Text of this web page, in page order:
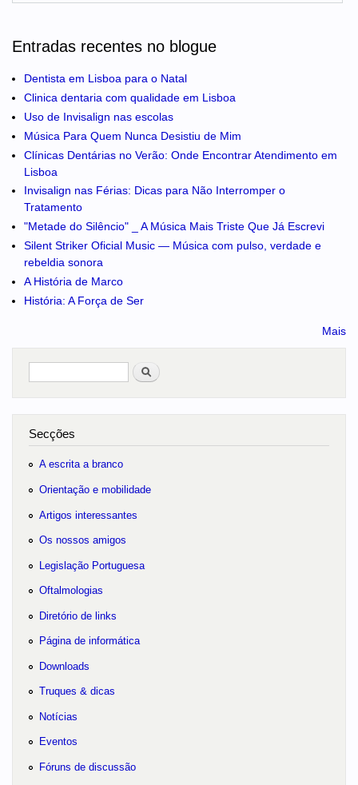
Entradas recentes no blogue
Dentista em Lisboa para o Natal
Clinica dentaria com qualidade em Lisboa
Uso de Invisalign nas escolas
Música Para Quem Nunca Desistiu de Mim
Clínicas Dentárias no Verão: Onde Encontrar Atendimento em
Lisboa
Invisalign nas Férias: Dicas para Não Interromper o
Tratamento
"Metade do Silêncio" _ A Música Mais Triste Que Já Escrevi
Silent Striker Oficial Music — Música com pulso, verdade e
rebeldia sonora
A História de Marco
História: A Força de Ser
Mais
Pesquisar
no portal
Secções
A escrita a branco
Orientação e mobilidade
Artigos interessantes
Os nossos amigos
Legislação Portuguesa
Oftalmologias
Diretório de links
Página de informática
Downloads
Truques & dicas
Notícias
Eventos
Fóruns de discussão